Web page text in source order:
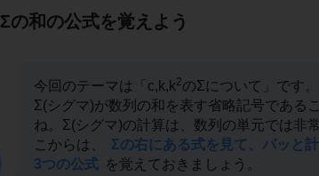
Σの和の公式を覚えよう
今回のテーマは「c,k,k2のΣについて」です。
Σ(シグマ)が数列の和を表す省略記号である
ね。Σ(シグマ)の計算は、数列の単元では非
こからは、
Σの右にある式を見て、パッと
3つの公式 を覚えておきましょう。